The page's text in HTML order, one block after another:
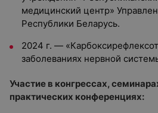
медицинский центр»
Республики Беларусь.
2024 г. —
заболеваниях нервной
Участие в конгрессах,
практических конференциях: